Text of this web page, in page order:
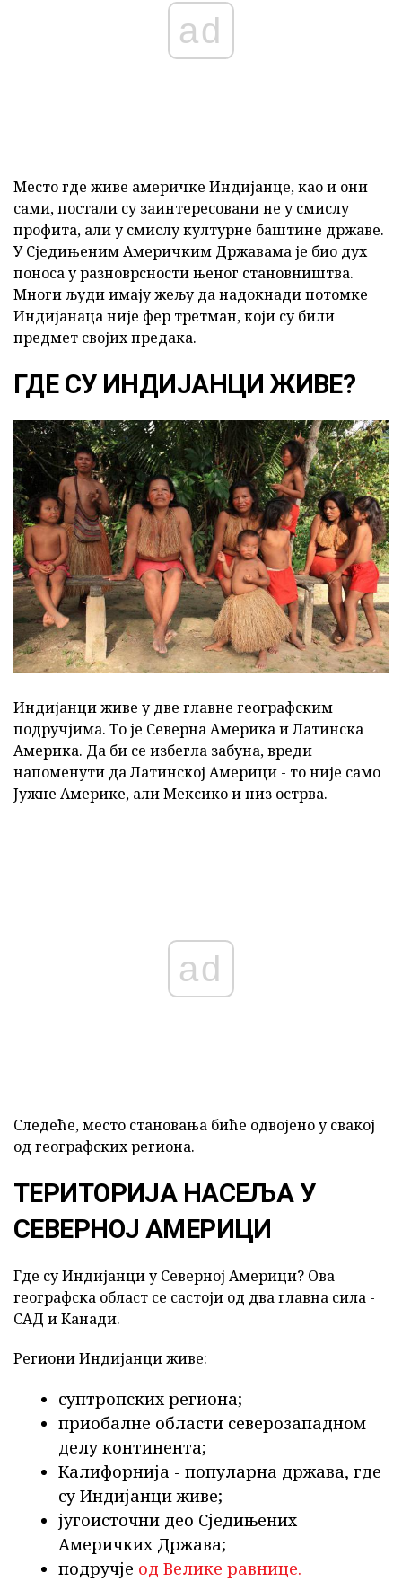
ad
Место где живе америчке Индијанце, као и они
сами, постали су заинтересовани не у смислу
профита, али у смислу културне баштине државе.
У Сједињеним Америчким Државама је био дух
поноса у разноврсности њеног становништва.
Многи људи имају жељу да надокнади потомке
Индијанаца није фер третман, који су били
предмет својих предака.
ГДЕ СУ ИНДИЈАНЦИ ЖИВЕ?
Индијанци живе у две главне географским
подручјима. То је Северна Америка и Латинска
Америка. Да би се избегла забуна, вреди
напоменути да Латинској Америци - то није само
Јужне Америке, али Мексико и низ острва.
ad
Следеће, место становања биће одвојено у свакој
од географских региона.
ТЕРИТОРИЈА НАСЕЉА У
СЕВЕРНОЈ АМЕРИЦИ
Где су Индијанци у Северној Америци? Ова
географска област се састоји од два главна сила -
САД и Канади.
Региони Индијанци живе:
суптропских региона;
приобалне области северозападном
делу континента;
Калифорнија - популарна држава, где
су Индијанци живе;
југоисточни део Сједињених
Америчких Држава;
подручје од Велике равнице.